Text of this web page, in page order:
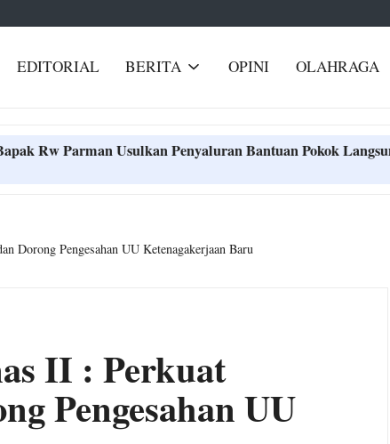
EDITORIAL BERITA OPINI OLAHRAGA
Penyaluran Bantuan Pokok Langsung ke Masyarakat
Dorong Pengesahan UU Ketenagakerjaan Baru
II : Perkuat
Pengesahan UU